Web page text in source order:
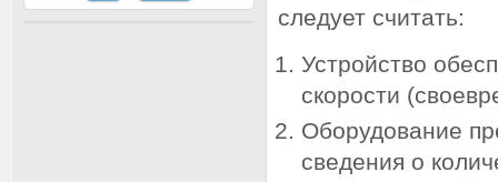
следует считать:
Устройство
скорости
Оборудование
сведения о